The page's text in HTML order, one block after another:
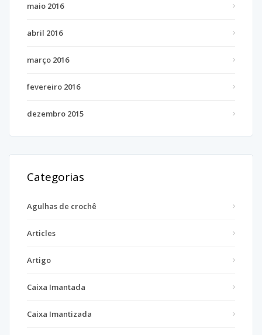
maio 2016
abril 2016
março 2016
fevereiro 2016
dezembro 2015
Categorias
Agulhas de crochê
Articles
Artigo
Caixa Imantada
Caixa Imantizada